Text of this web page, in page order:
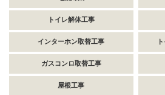
トイレ解体工事
インターホン取替工事
ガスコンロ取替工事
屋根工事